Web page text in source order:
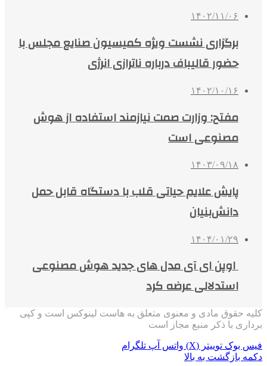
۱۴۰۲/۱۱/۰۶
برگزاری نشست ویژه کمیسیون صنایع مجلس با
حضور قالیباف درباره ناترازی انرژی
۱۴۰۲/۱۰/۱۶
مفتح: وزارت صمت نیازمند استفاده از هوش
مصنوعی است
۱۴۰۳/۰۹/۱۸
پایش علایم حیاتی قلب با دستگاه قابل حمل
دانش‌بنیان
۱۴۰۴/۰۱/۲۹
اوپن ای آی مدل های جدید هوش مصنوعی
استدلالی عرضه کرد
کلیه حقوق مادی و معنوی متعلق به هاست لینوکس است و کپی
برداری با ذکر منبع مجاز است
فیس بوک توییتر (X) واتس آپ تلگرام
دکمه بازگشت به بالا